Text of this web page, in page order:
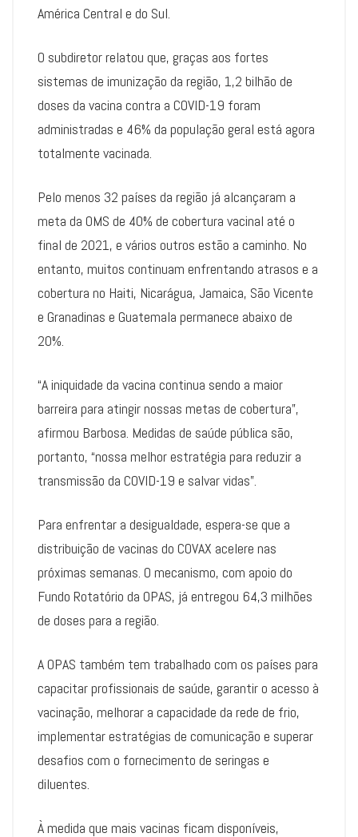
América Central e do Sul.
O subdiretor relatou que, graças aos fortes
sistemas de imunização da região, 1,2 bilhão de
doses da vacina contra a COVID-19 foram
administradas e 46% da população geral está agora
totalmente vacinada.
Pelo menos 32 países da região já alcançaram a
meta da OMS de 40% de cobertura vacinal até o
final de 2021, e vários outros estão a caminho. No
entanto, muitos continuam enfrentando atrasos e a
cobertura no Haiti, Nicarágua, Jamaica, São Vicente
e Granadinas e Guatemala permanece abaixo de
20%.
“A iniquidade da vacina continua sendo a maior
barreira para atingir nossas metas de cobertura”,
afirmou Barbosa. Medidas de saúde pública são,
portanto, “nossa melhor estratégia para reduzir a
transmissão da COVID-19 e salvar vidas”.
Para enfrentar a desigualdade, espera-se que a
distribuição de vacinas do COVAX acelere nas
próximas semanas. O mecanismo, com apoio do
Fundo Rotatório da OPAS, já entregou 64,3 milhões
de doses para a região.
A OPAS também tem trabalhado com os países para
capacitar profissionais de saúde, garantir o acesso à
vacinação, melhorar a capacidade da rede de frio,
implementar estratégias de comunicação e superar
desafios com o fornecimento de seringas e
diluentes.
À medida que mais vacinas ficam disponíveis,